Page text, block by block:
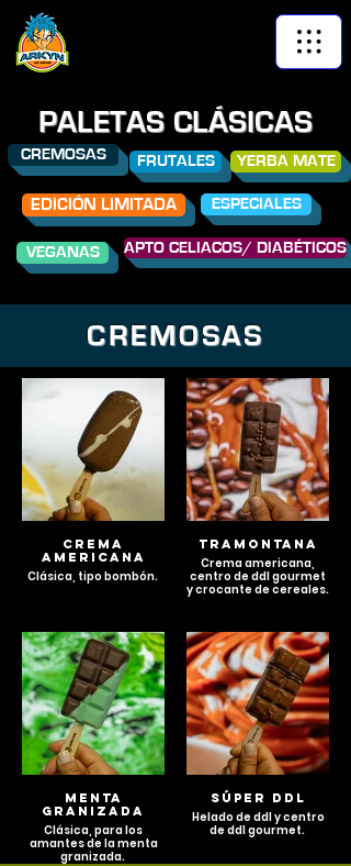
PALETAS CLÁSICAS
CREMOSAS FRUTALES YERBA MATE
EDICIÓN LIMITADA ESPECIALES
VEGANAS APTO CELIACOS/ DIABÉTICOS
CREMOSAS
CREMA
AMERICANA
Clásica, tipo bombón.
TRAMONTANA
Crema americana,
centro de ddl gourmet
y crocante de cereales.
MENTA
GRANIZADA
Clásica, para los
amantes de la menta
granizada.
SÚPER DDL
Helado de ddl y centro
de ddl gourmet.